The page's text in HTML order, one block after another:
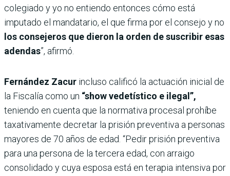
colegiado y yo no entiendo entonces cómo está
imputado el mandatario, el que firma por el consejo y no
los consejeros que dieron la orden de suscribir esas
adendas”, afirmó.
Fernández Zacur incluso calificó la actuación inicial de
la Fiscalía como un “show vedetístico e ilegal”,
teniendo en cuenta que la normativa procesal prohíbe
taxativamente decretar la prisión preventiva a personas
mayores de 70 años de edad. “Pedir prisión preventiva
para una persona de la tercera edad, con arraigo
consolidado y cuya esposa está en terapia intensiva por